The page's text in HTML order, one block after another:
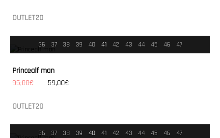
OUTLET20
36 37 38 39 40 41 42 43 44 45 46 47
Princealf man
95,00€
59,00€
OUTLET20
36 37 38 39 40 41 42 43 44 45 46 47